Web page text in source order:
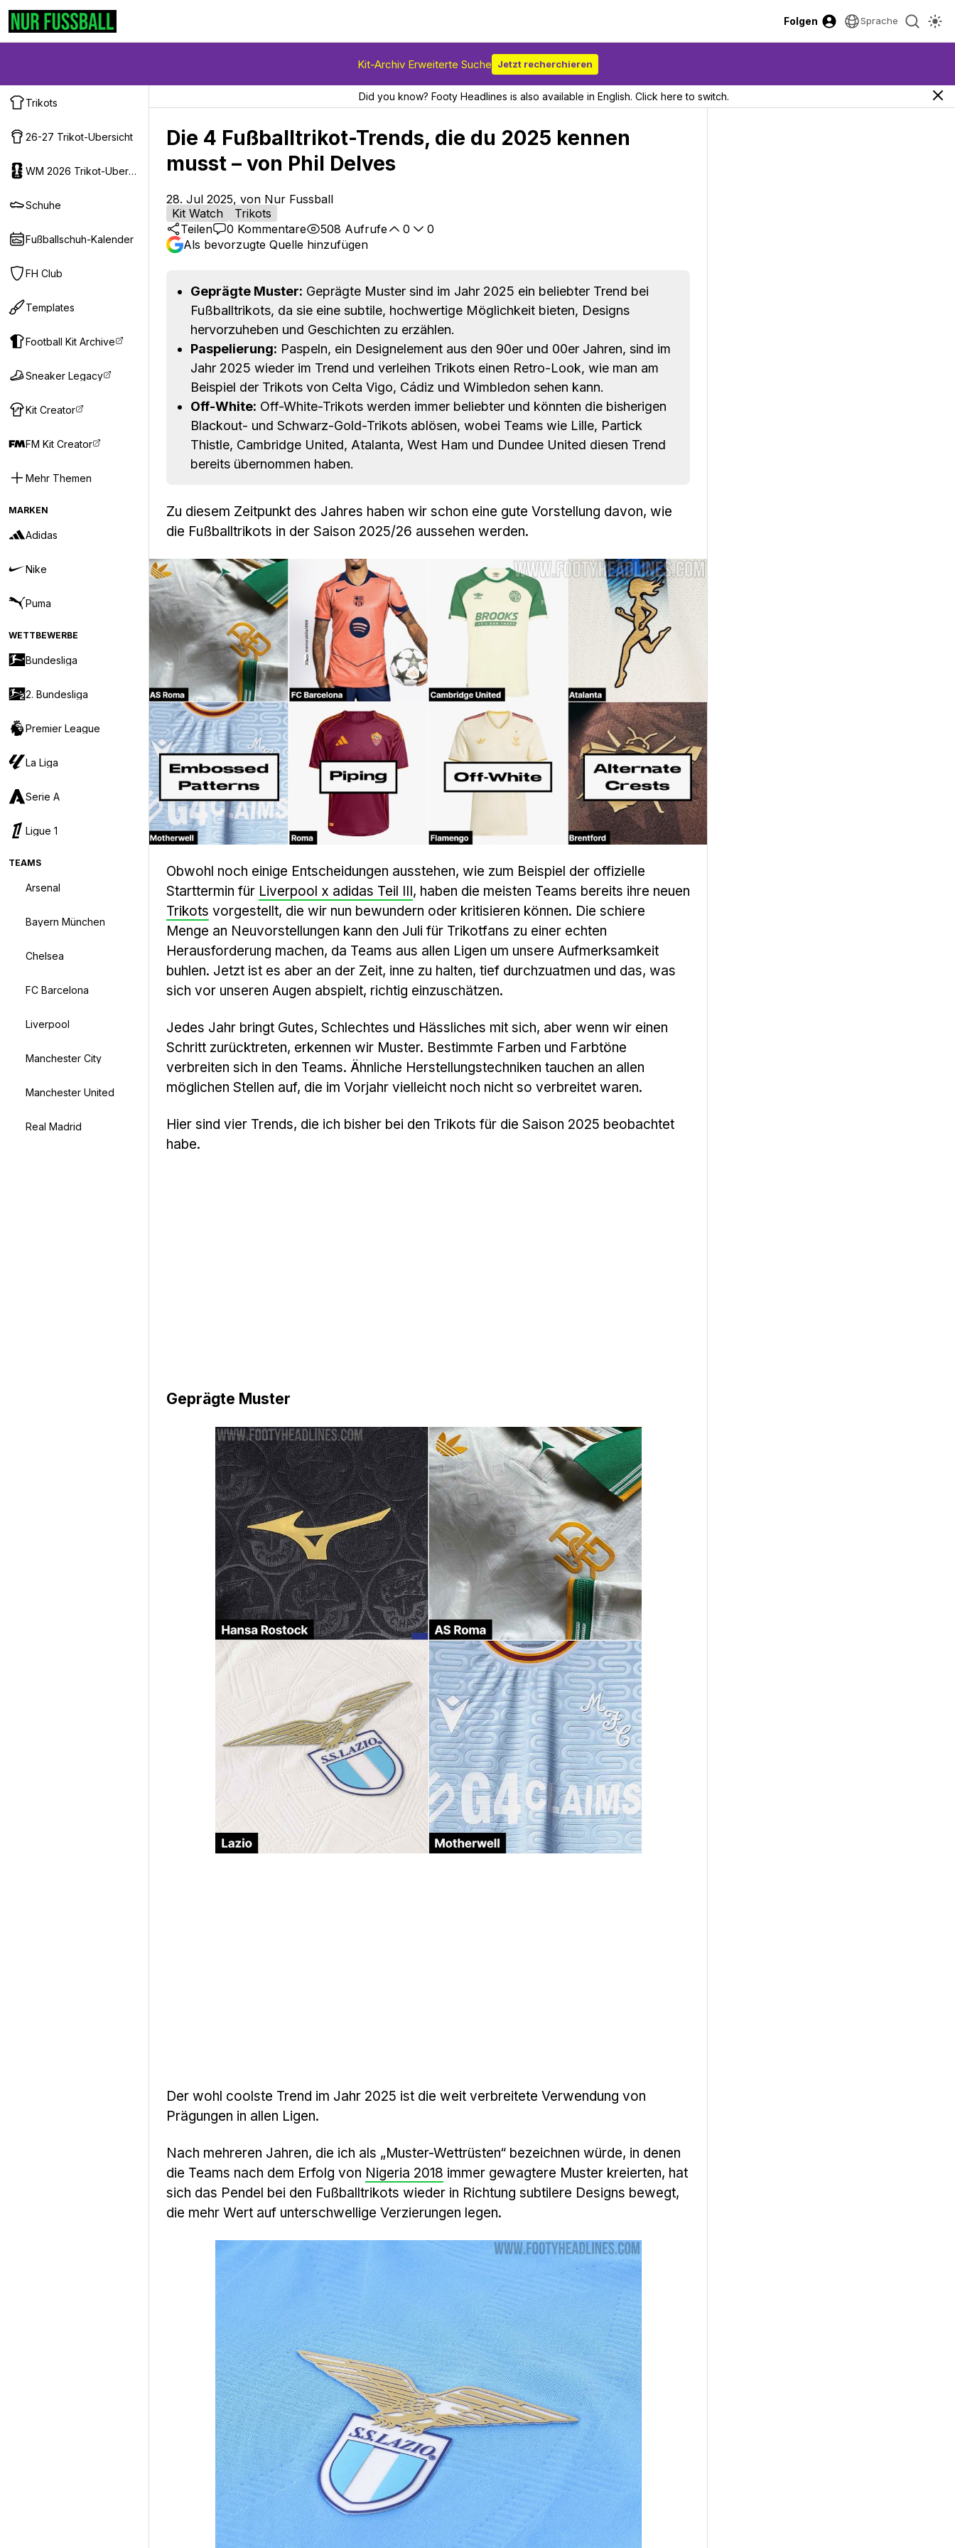
Folgen Sprache
Kit-Archiv Erweiterte Suche Jetzt recherchieren
Trikots
26-27 Trikot-Ubersicht
WM 2026 Trikot-Ubersicht
Schuhe
Fußballschuh-Kalender
FH Club
Templates
Football Kit Archive
Sneaker Legacy
Kit Creator
FM Kit Creator
Mehr Themen
MARKEN
Adidas
Nike
Puma
WETTBEWERBE
Bundesliga
2. Bundesliga
Premier League
La Liga
Serie A
Ligue 1
TEAMS
Arsenal
Bayern München
Chelsea
FC Barcelona
Liverpool
Manchester City
Manchester United
Real Madrid
Did you know? Footy Headlines is also available in English. Click here to switch.
Die 4 Fußballtrikot-Trends, die du 2025 kennen
musst – von Phil Delves
28. Jul 2025, von Nur Fussball
Kit Watch
Trikots
Teilen
0 Kommentare 508 Aufrufe 0
0
Als bevorzugte Quelle hinzufügen
Geprägte Muster: Geprägte Muster sind im Jahr 2025 ein beliebter Trend bei
Fußballtrikots, da sie eine subtile, hochwertige Möglichkeit bieten, Designs
hervorzuheben und Geschichten zu erzählen.
Paspelierung: Paspeln, ein Designelement aus den 90er und 00er Jahren, sind im
Jahr 2025 wieder im Trend und verleihen Trikots einen Retro-Look, wie man am
Beispiel der Trikots von Celta Vigo, Cádiz und Wimbledon sehen kann.
Off-White: Off-White-Trikots werden immer beliebter und könnten die bisherigen
Blackout- und Schwarz-Gold-Trikots ablösen, wobei Teams wie Lille, Partick
Thistle, Cambridge United, Atalanta, West Ham und Dundee United diesen Trend
bereits übernommen haben.
Zu diesem Zeitpunkt des Jahres haben wir schon eine gute Vorstellung davon, wie
die Fußballtrikots in der Saison 2025/26 aussehen werden.
Obwohl noch einige Entscheidungen ausstehen, wie zum Beispiel der offizielle
Starttermin für Liverpool x adidas Teil III, haben die meisten Teams bereits ihre neuen
Trikots vorgestellt, die wir nun bewundern oder kritisieren können. Die schiere
Menge an Neuvorstellungen kann den Juli für Trikotfans zu einer echten
Herausforderung machen, da Teams aus allen Ligen um unsere Aufmerksamkeit
buhlen. Jetzt ist es aber an der Zeit, inne zu halten, tief durchzuatmen und das, was
sich vor unseren Augen abspielt, richtig einzuschätzen.
Jedes Jahr bringt Gutes, Schlechtes und Hässliches mit sich, aber wenn wir einen
Schritt zurücktreten, erkennen wir Muster. Bestimmte Farben und Farbtöne
verbreiten sich in den Teams. Ähnliche Herstellungstechniken tauchen an allen
möglichen Stellen auf, die im Vorjahr vielleicht noch nicht so verbreitet waren.
Hier sind vier Trends, die ich bisher bei den Trikots für die Saison 2025 beobachtet
habe.
Geprägte Muster
Der wohl coolste Trend im Jahr 2025 ist die weit verbreitete Verwendung von
Prägungen in allen Ligen.
Nach mehreren Jahren, die ich als „Muster-Wettrüsten“ bezeichnen würde, in denen
die Teams nach dem Erfolg von Nigeria 2018 immer gewagtere Muster kreierten, hat
sich das Pendel bei den Fußballtrikots wieder in Richtung subtilere Designs bewegt,
die mehr Wert auf unterschwellige Verzierungen legen.